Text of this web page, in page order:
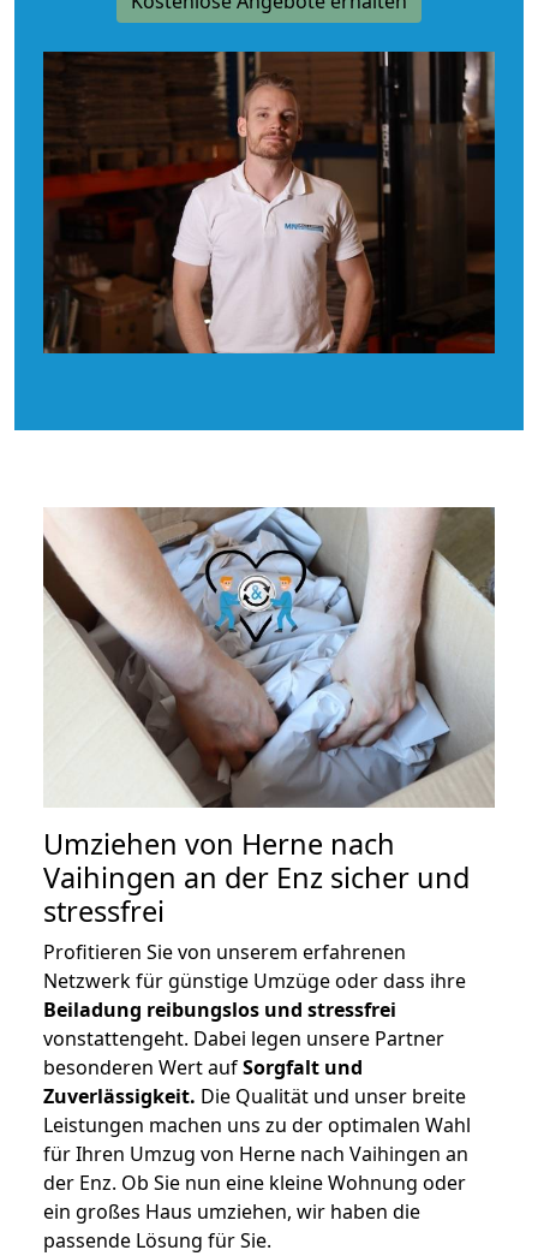
Umziehen von Herne nach
Vaihingen an der Enz sicher und
stressfrei
Profitieren Sie von unserem erfahrenen
Netzwerk für günstige Umzüge oder dass ihre
Beiladung reibungslos und stressfrei
vonstattengeht. Dabei legen unsere Partner
besonderen Wert aufSorgfalt und
Zuverlässigkeit. Die Qualität und unser breite
Leistungen machen uns zu der optimalen Wahl
für Ihren Umzug von Herne nach Vaihingen an
der Enz. Ob Sie nun eine kleine Wohnung oder
ein großes Haus umziehen, wir haben die
passende Lösung für Sie.